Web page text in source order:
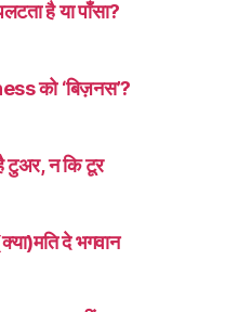
है या पाँसा?
को ‘बिज़नस’?
टुअर, न कि टूर
दे भगवान